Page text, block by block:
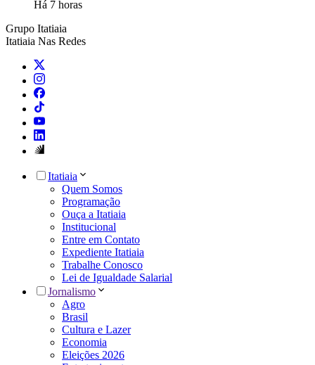
Há 7 horas
Grupo Itatiaia
Itatiaia Nas Redes
Itatiaia
Quem Somos
Programação
Ouça a Itatiaia
Institucional
Entre em Contato
Expediente Itatiaia
Trabalhe Conosco
Lei de Igualdade Salarial
Jornalismo
Agro
Brasil
Cultura e Lazer
Economia
Eleições 2026